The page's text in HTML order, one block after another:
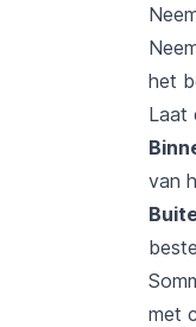
het
Laat
van
met